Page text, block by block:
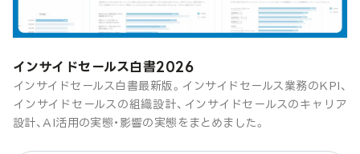
インサイドセールス白書2026
インサイドセールス白書最新版。インサイドセールス業務のKPI、
インサイドセールスの組織設計、インサイドセールスのキャリア
設計、AI活用の実態・影響の実態をまとめました。